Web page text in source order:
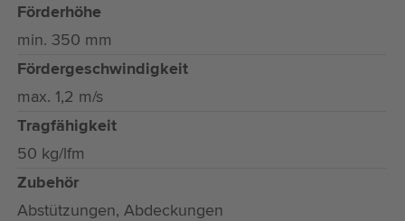
Förderhöhe
min. 350 mm
Fördergeschwindigkeit
max. 1,2 m/s
Tragfähigkeit
50 kg/lfm
Zubehör
Abstützungen, Abdeckungen